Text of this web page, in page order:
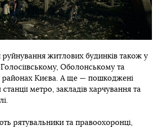
житлових будинків також у
Оболонському та
районах Києва. А ще — пошкоджені
метро, закладів харчування та
рятувальники та правоохоронці,